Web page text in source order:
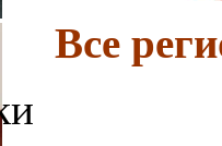
Все